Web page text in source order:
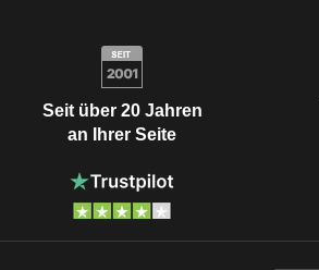
Seit über 20 Jahren
an Ihrer Seite